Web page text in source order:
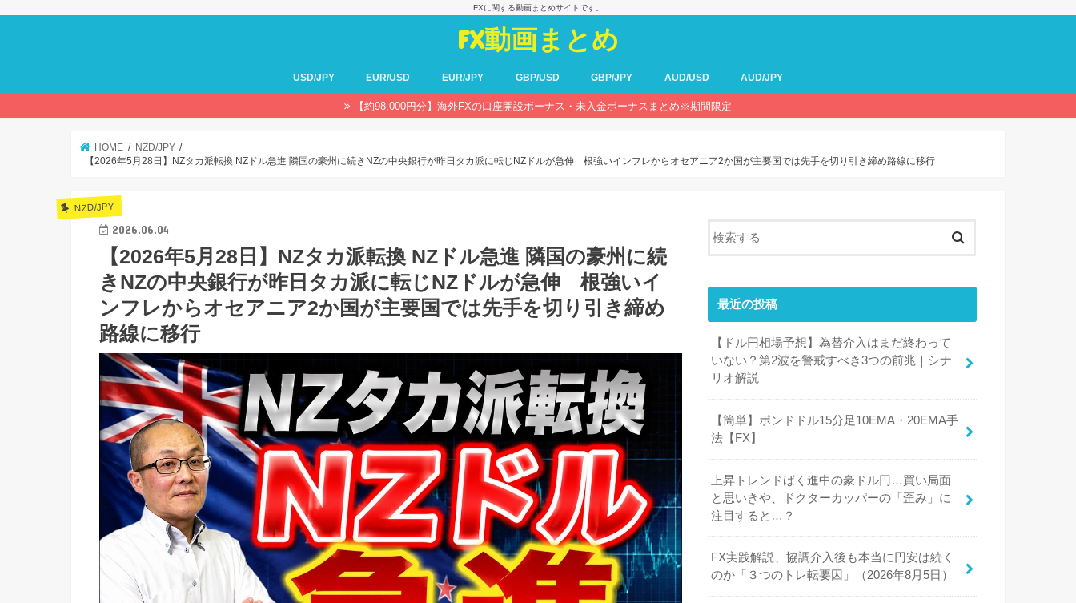
FXに関する動画まとめサイトです。
FX動画まとめ
USD/JPY EUR/USD EUR/JPY GBP/USD GBP/JPY AUD/USD AUD/JPY
【約98,000円分】海外FXの口座開設ボーナス・未入金ボーナスまとめ※期間限定
HOME
NZD/JPY
【2026年5月28日】NZタカ派転換 NZドル急進 隣国の豪州に続きNZの中央銀行が昨日タカ派に転じNZドルが急伸 根強いインフレからオセアニア2か国が主要国では先手を切り引き締め路線に移行
NZD/JPY
2026.06.04
【2026年5月28日】NZタカ派転換 NZドル急進 隣国の豪州に続
きNZの中央銀行が昨日タカ派に転じNZドルが急伸 根強いイ
ンフレからオセアニア2か国が主要国では先手を切り引き締め
路線に移行
最近の投稿
【ドル円相場予想】為替介入はまだ終わって
いない？第2波を警戒すべき3つの前兆｜シナ
リオ解説
【簡単】ポンドドル15分足10EMA・20EMA手
法【FX】
上昇トレンドばく進中の豪ドル円…買い局面
と思いきや、ドクターカッパーの「歪み」に
注目すると…？
FX実践解説、協調介入後も本当に円安は続く
のか「３つのトレ転要因」（2026年8月5日）